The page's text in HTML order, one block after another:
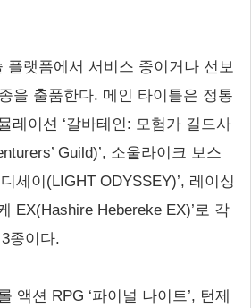
플랫폼에서 서비스 중이거나 선보
을 출품한다. 메인 타이틀은 정통
레이션 ‘갈바테인: 모험가 길드사
Guild)’, 소울라이크 보스
세이(LIGHT ODYSSEY)’, 레이싱
EX(Hashire Hebereke EX)’로 각
종이다.
액션 RPG ‘파이널 나이트’, 턴제